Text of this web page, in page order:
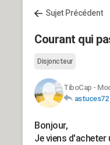
Sujet Précédent
Courant qui
Disjoncteur
TiboCap -
astuces72
Bonjour,
Je viens d'acheter